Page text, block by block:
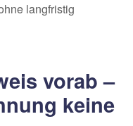
langfristig
vorab –
keine